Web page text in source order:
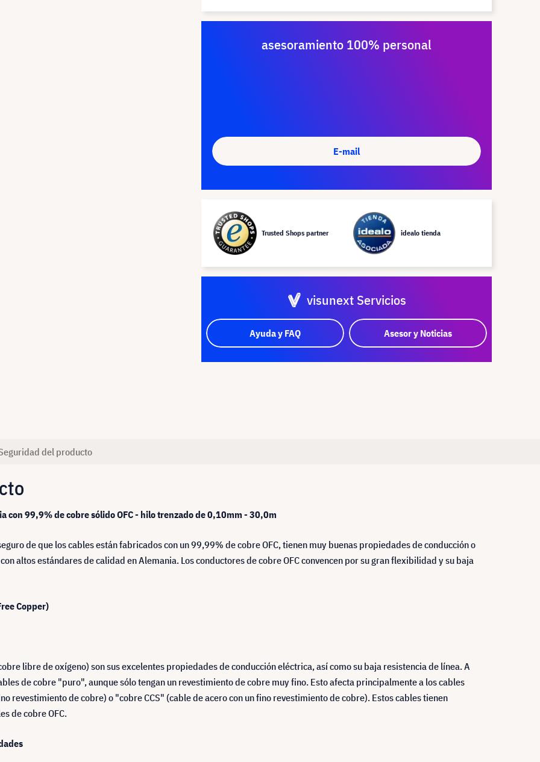
asesoramiento 100% personal
E-mail
Trusted Shops partner idealo tienda
visunext Servicios
Ayuda y FAQ Asesor y Noticias
del producto
con 99,9% de cobre sólido OFC - hilo trenzado de 0,10mm - 30,0m
de que los cables están fabricados con un 99,99% de cobre OFC, tienen muy buenas propiedades de conducción o
altos estándares de calidad en Alemania. Los conductores de cobre OFC convencen por su gran flexibilidad y su baja
Copper)
libre de oxígeno) son sus excelentes propiedades de conducción eléctrica, así como su baja resistencia de línea. A
de cobre "puro", aunque sólo tengan un revestimiento de cobre muy fino. Esto afecta principalmente a los cables
revestimiento de cobre) o "cobre CCS" (cable de acero con un fino revestimiento de cobre). Estos cables tienen
de cobre OFC.